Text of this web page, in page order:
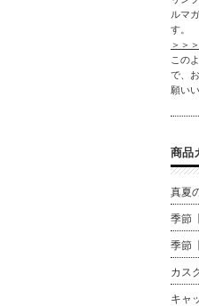
ルマ
す。
＞＞
この
で、
願い
商品
真夏
季節
季節
カス
キャ